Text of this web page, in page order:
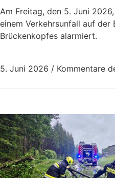
Am Freitag, den 5. Juni
einem Verkehrsunfall auf der
Brückenkopfes alarmiert.
5. Juni 2026 / Kommentare